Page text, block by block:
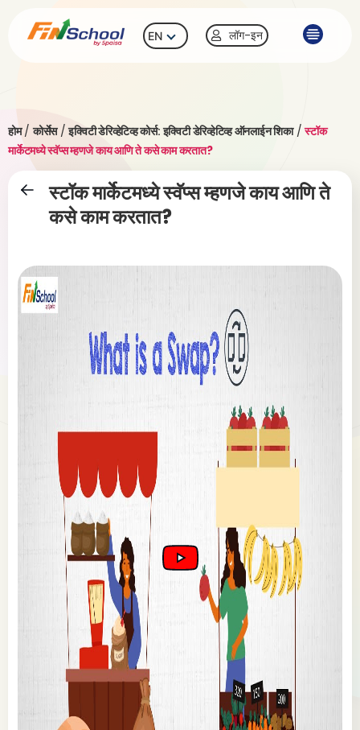
EN लॉग-इन
होम/कोर्सेस/इक्विटी डेरिव्हेटिव्ह कोर्स: इक्विटी डेरिव्हेटिव्ह ऑनलाईन शिका/स्टॉक
मार्केटमध्ये स्वॅप्स म्हणजे काय आणि ते कसे काम करतात?
स्टॉक मार्केटमध्ये स्वॅप्स म्हणजे काय आणि ते
कसे काम करतात?